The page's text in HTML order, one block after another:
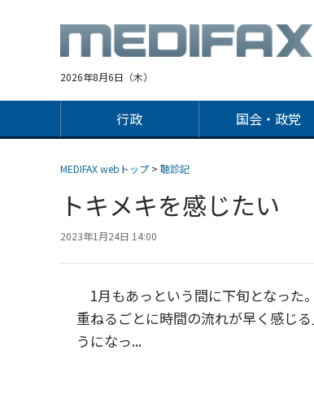
2026年8月6日（木）
行政 国会・政党
MEDIFAX webトップ > 聴診記
トキメキを感じたい
2023年1月24日 14:00
1月もあっという間に下旬となった
重ねるごとに時間の流れが早く感じ
うになっ...